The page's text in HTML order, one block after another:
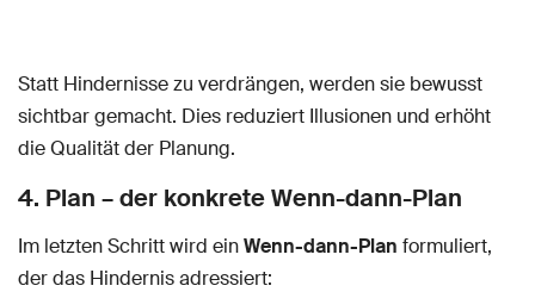
Statt Hindernisse zu verdrängen, werden sie bewusst
sichtbar gemacht. Dies reduziert Illusionen und erhöht
die Qualität der Planung.
4. Plan – der konkrete Wenn-dann-Plan
Im letzten Schritt wird einWenn-dann-Plan formuliert,
der das Hindernis adressiert: